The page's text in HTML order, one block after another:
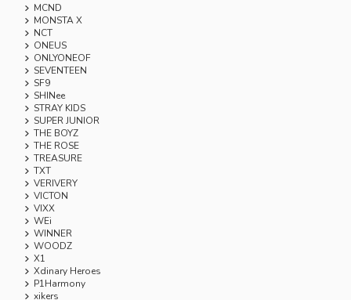
MCND
MONSTA X
NCT
ONEUS
ONLYONEOF
SEVENTEEN
SF9
SHINee
STRAY KIDS
SUPER JUNIOR
THE BOYZ
THE ROSE
TREASURE
TXT
VERIVERY
VICTON
VIXX
WEi
WINNER
WOODZ
X1
Xdinary Heroes
P1Harmony
xikers